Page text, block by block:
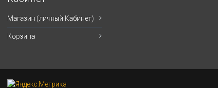
Магазин (личный Кабинет)
Корзина